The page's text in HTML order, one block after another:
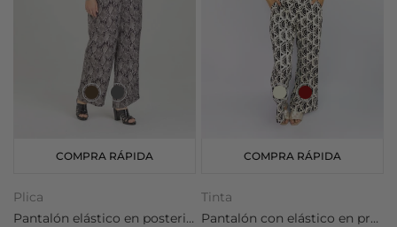
COMPRA RÁPIDA
Plica
Pantalón elástico en posterior
COMPRA RÁPIDA
Tinta
Pantalón con elástico en pretina